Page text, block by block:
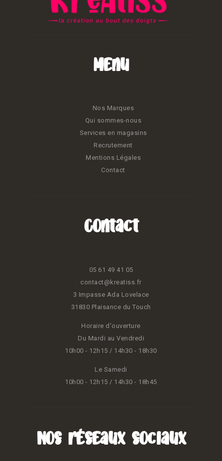
Menu
Nos Marques
Qui sommes-nous
Services en magasins
Recrutement
Mentions Légales
Contact
Contact
05 61 49 41 05
contact@kreatiss.fr
3 Impasse Ada Lovelace
31830 Plaisance du Touch
Horaire d'ouverture
Du Mardi au Vendredi
10h00 - 12h15 / 14h30 - 18h30
Le Samedi
10h00 - 12h15 / 14h30 - 18h45
Nos réseaux sociaux